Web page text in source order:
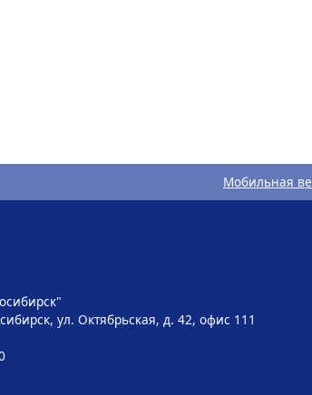
Мобильная
ул. Октябрьская, д. 42, офис 111